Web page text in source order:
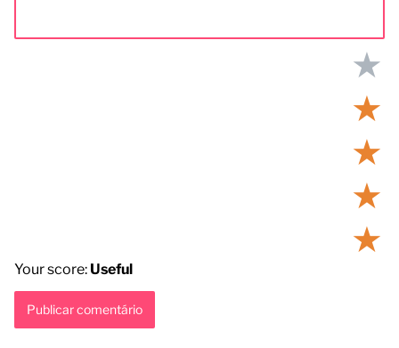
★
★
★
★
★
Your score: Useful